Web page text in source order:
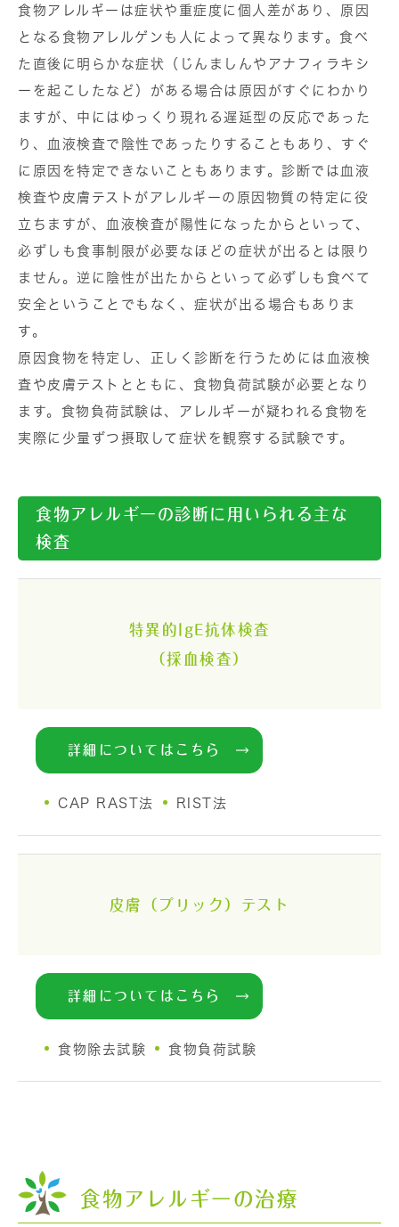
食物アレルギーは症状や重症度に個人差があり、原因
となる食物アレルゲンも人によって異なります。食べ
た直後に明らかな症状（じんましんやアナフィラキシ
ーを起こしたなど）がある場合は原因がすぐにわかり
ますが、中にはゆっくり現れる遅延型の反応であった
り、血液検査で陰性であったりすることもあり、すぐ
に原因を特定できないこともあります。診断では血液
検査や皮膚テストがアレルギーの原因物質の特定に役
立ちますが、血液検査が陽性になったからといって、
必ずしも食事制限が必要なほどの症状が出るとは限り
ません。逆に陰性が出たからといって必ずしも食べて
安全ということでもなく、症状が出る場合もありま
す。
原因食物を特定し、正しく診断を行うためには血液検
査や皮膚テストとともに、食物負荷試験が必要となり
ます。食物負荷試験は、アレルギーが疑われる食物を
実際に少量ずつ摂取して症状を観察する試験です。
食物アレルギーの診断に用いられる主な
検査
特異的IgE抗体検査
（採血検査）
詳細についてはこちら
CAP RAST法 RIST法
皮膚（プリック）テスト
詳細についてはこちら
食物除去試験 食物負荷試験
食物アレルギーの治療